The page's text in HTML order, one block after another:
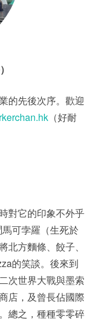
的先後次序。歡迎
（好耐
對它的印象不外乎
可孛羅（生死於
方麵條、餃子、
的笑談。後來到
次世界大戰與墨索
店，及曾長佔國際
總之，種種零零碎